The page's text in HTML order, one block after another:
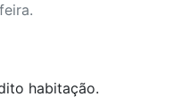
habitação.